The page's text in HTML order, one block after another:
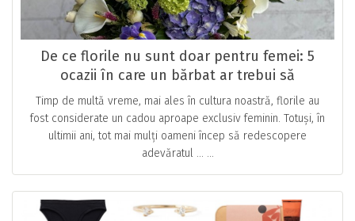
De ce florile nu sunt doar pentru femei: 5
ocazii în care un bărbat ar trebui să
primească un buchet
Timp de multă vreme, mai ales în cultura noastră, florile au
fost considerate un cadou aproape exclusiv feminin. Totuși, în
ultimii ani, tot mai mulți oameni încep să redescopere
adevăratul … ...